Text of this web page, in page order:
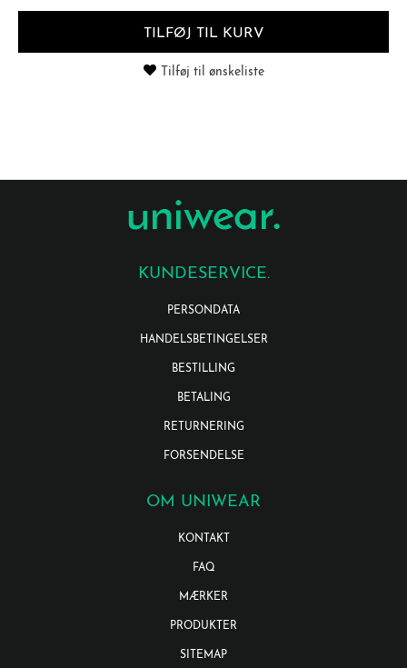
TILFØJ TIL KURV
Tilføj til ønskeliste
KUNDESERVICE.
PERSONDATA
HANDELSBETINGELSER
BESTILLING
BETALING
RETURNERING
FORSENDELSE
OM UNIWEAR
KONTAKT
FAQ
MÆRKER
PRODUKTER
SITEMAP